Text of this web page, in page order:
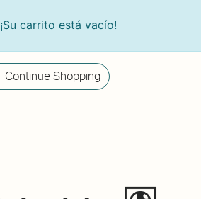
¡Su carrito está vacío!
Continue Shopping